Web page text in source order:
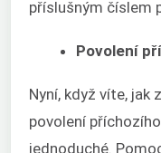
příslušným číslem
Povolení
Nyní, když víte, jak
povolení
jednoduché.